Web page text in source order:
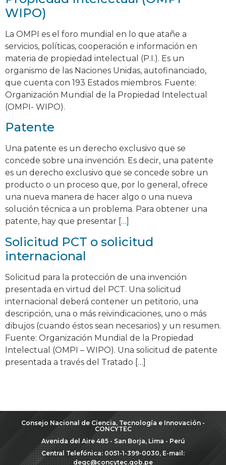
WIPO)
La OMPI es el foro mundial en lo que atañe a
servicios, políticas, cooperación e información en
materia de propiedad intelectual (P.I.). Es un
organismo de las Naciones Unidas, autofinanciado,
que cuenta con 193 Estados miembros. Fuente:
Organización Mundial de la Propiedad Intelectual
(OMPI- WIPO).
Patente
Una patente es un derecho exclusivo que se
concede sobre una invención. Es decir, una patente
es un derecho exclusivo que se concede sobre un
producto o un proceso que, por lo general, ofrece
una nueva manera de hacer algo o una nueva
solución técnica a un problema. Para obtener una
patente, hay que presentar […]
Solicitud PCT o solicitud
internacional
Solicitud para la protección de una invención
presentada en virtud del PCT. Una solicitud
internacional deberá contener un petitorio, una
descripción, una o más reivindicaciones, uno o más
dibujos (cuando éstos sean necesarios) y un resumen.
Fuente: Organización Mundial de la Propiedad
Intelectual (OMPI – WIPO). Una solicitud de patente
presentada a través del Tratado […]
Consejo Nacional de Ciencia, Tecnología e Innovación -
CONCYTEC
Avenida del Aire 485 - San Borja, Lima - Perú
Central Telefónica: 0051-1-399-0030, E-mail:
degc@concytec.gob.pe